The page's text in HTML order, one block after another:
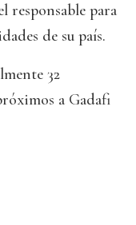
para
de su país.
32
a Gadafi